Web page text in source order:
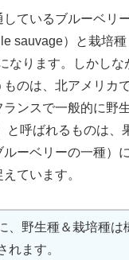
ているブルーベリ
sauvage）と栽培
なります。しかしな
のは、北アメリカ
ランスで一般的に野
と呼ばれるものは、
ーベリーの一種）
ています。
、野生種＆栽培種は
れます。